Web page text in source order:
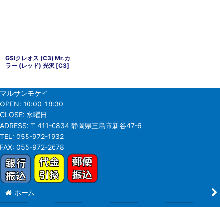
GSIクレオス (C3) Mr.カ
ラー (レッド) 光沢 [C3]
マルサンモケイ
OPEN: 10:00-18:30
CLOSE: 水曜日
ADRESS: 〒411-0834 静岡県三島市新谷47-6
TEL: 055-972-1932
FAX: 055-972-2678
ホーム